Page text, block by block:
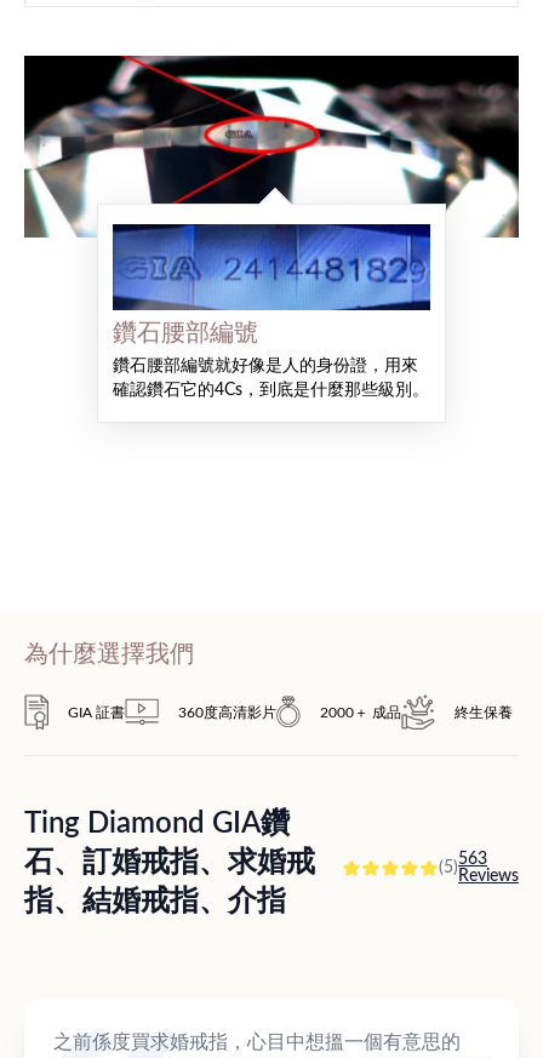
鑽石腰部編號
鑽石腰部編號就好像是人的身份證，用來
確認鑽石它的4Cs，到底是什麼那些級別。
為什麼選擇我們
GIA 証書 360度高清影片 2000＋ 成品 終生保養
Ting Diamond GIA鑽
石、訂婚戒指、求婚戒
指、結婚戒指、介指
(5)563
Reviews
之前係度買求婚戒指，心目中想搵一個有意思的